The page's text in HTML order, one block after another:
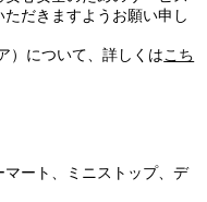
だきますようお願い申し
）について、詳しくはこち
ート、ミニストップ、デ